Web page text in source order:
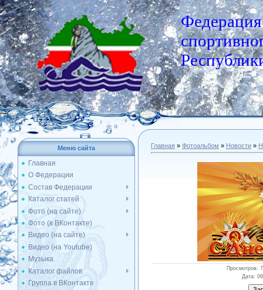
Федерация
Меню сайта
Главная
О Федерации
Состав Федерации
Каталог статей
Фото (на сайте)
Фото (в ВКонтакте)
Видео (на сайте)
Видео (на Youtube)
Музыка
Каталог файлов
Группа в ВКонтакте
Главная » Фотоальбом » Новости »
Просмотров:
Дата: